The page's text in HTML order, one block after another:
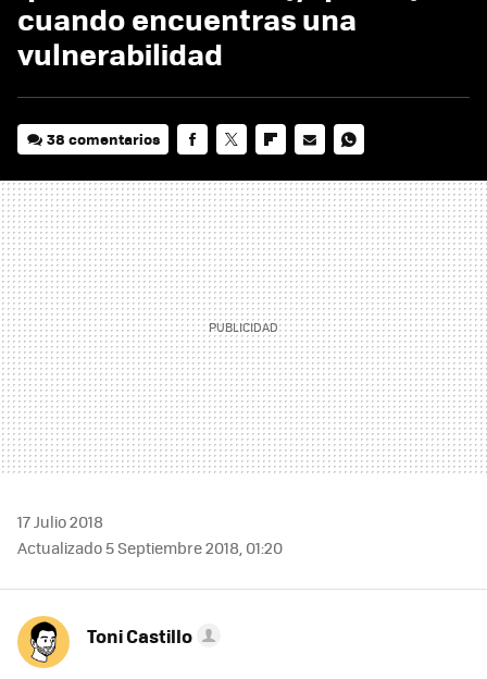
cuando encuentras una
vulnerabilidad
38 comentarios
MAIL
17 Julio 2018
Actualizado 5 Septiembre 2018, 01:20
Toni Castillo